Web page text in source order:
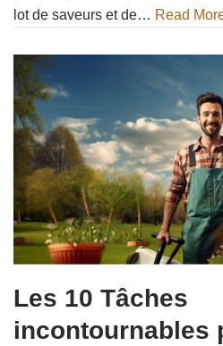
lot de saveurs et de… Read
Les 10 Tâches
incontournables